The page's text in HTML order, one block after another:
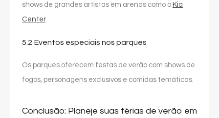
shows de grandes artistas em arenas como o Kia
Center.
5.2 Eventos especiais nos parques
Os parques oferecem festas de verão com shows de
fogos, personagens exclusivos e comidas temáticas.
Conclusão: Planeje suas férias de verão em